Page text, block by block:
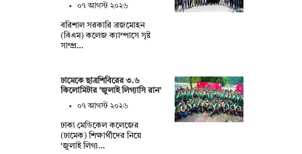
০৭ আগস্ট ২০২৬
বরিশাল সরকারি ব্রজমোহন
(বিএম) কলেজ ক্যাম্পাসে সৃষ্ট
সাম্প্র…
ঢামেকে ছাত্রশিবিরের ৩.৬
কিলোমিটার ‘জুলাই লিগ্যাসি রান’
০৭ আগস্ট ২০২৬
ঢাকা মেডিকেল কলেজের
(ঢামেক) শিক্ষার্থীদের নিয়ে
‘জুলাই লিগ্য…